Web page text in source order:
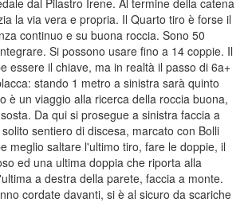
dal Pilastro Irene. Al termine della catena
la via vera e propria. Il Quarto tiro è forse il
continuo e su buona roccia. Sono 50
Si possono usare fino a 14 coppie. Il
essere il chiave, ma in realtà il passo di 6a+
stando 1 metro a sinistra sarà quinto
è un viaggio alla ricerca della roccia buona,
Da qui si prosegue a sinistra faccia a
sentiero di discesa, marcato con Bolli
meglio saltare l'ultimo tiro, fare le doppie, il
ed una ultima doppia che riporta alla
a destra della parete, faccia a monte.
cordate davanti, si è al sicuro da scariche